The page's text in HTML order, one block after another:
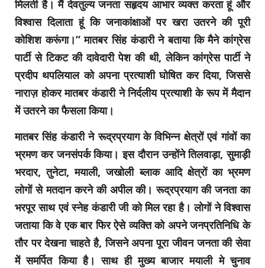
मिलती है। मैं देवतुल्य जनता सहृदय आभार व्यक्त करता हूं और
विश्वास दिलाता हूं कि जनाकांक्षाओं पर खरा उतरने की पूरी
कोशिश करूंगा।” मातबर सिंह कंडारी ने बताया कि मैने कांग्रेस
पार्टी से टिकट की दावेदारी पेश की थी, लेकिन कांग्रेस पार्टी ने
प्रदीप थपलियाल को अपना प्रत्याशी घोषित कर दिया, जिससे
नाराज़ होकर मातबर कंडारी ने निर्दलीय प्रत्याशी के रूप में मैदान
में उतरने का फैसला किया।
मातबर सिंह कंडारी ने रूद्रप्रयाग के विभिन्न क्षेत्रों एवं गांवों का
भ्रमण कर जनसंपर्क किया। इस दौरान उन्होंने तिलवाड़ा, सुमाड़ी
भरदार, तुनेटा, मयाली, जखोली ब्लाक आदि क्षेत्रों का भ्रमण
लोगों से मतदान करने की अपील की। रूद्रप्रयाग की जनता का
भरपूर साथ एवं स्नेह कंडारी जी को मिल रहा है। लोगों ने विश्वास
जताया कि वे एक बार फिर ऐसे व्यक्ति को अपने जनप्रतिनिधि के
तौर पर देखना चाहते है, जिसने अपना पूरा जीवन जनता की सेवा
में समर्पित किया है। साथ ही मुख्य बाजार मयाली मे चुनाव